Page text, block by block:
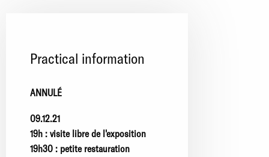
Practical information
ANNULÉ
09.12.21
19h : visite libre de l'exposition
19h30 : petite restauration